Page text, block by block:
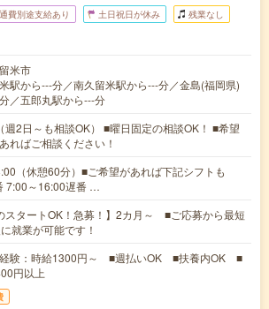
費別途支給あり 土日祝日が休み 残業なし
米市
駅から---分／南久留米駅から---分／金島(福岡県)
／五郎丸駅から---分
週2日～も相談OK） ■曜日固定の相談OK！ ■希望
ればご相談ください！
（休憩60分）■ご希望があれば下記シフトも
7:00～16:00遅番 …
スタートOK！急募！】2カ月～ ■ご応募から最短
就業が可能です！
験：時給1300円～ ■週払いOK ■扶養内OK ■
円以上